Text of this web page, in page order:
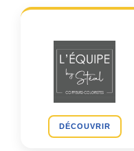
DÉCOUVRIR